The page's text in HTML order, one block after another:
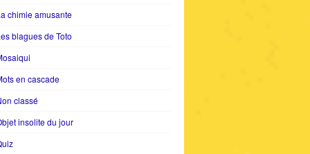
chimie amusante
blagues de Toto
en cascade
classé
insolite du jour